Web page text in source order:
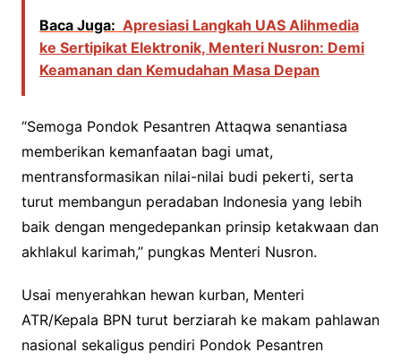
Baca Juga: Apresiasi Langkah UAS Alihmedia
ke Sertipikat Elektronik, Menteri Nusron: Demi
Keamanan dan Kemudahan Masa Depan
“Semoga Pondok Pesantren Attaqwa senantiasa
memberikan kemanfaatan bagi umat,
mentransformasikan nilai-nilai budi pekerti, serta
turut membangun peradaban Indonesia yang lebih
baik dengan mengedepankan prinsip ketakwaan dan
akhlakul karimah,” pungkas Menteri Nusron.
Usai menyerahkan hewan kurban, Menteri
ATR/Kepala BPN turut berziarah ke makam pahlawan
nasional sekaligus pendiri Pondok Pesantren